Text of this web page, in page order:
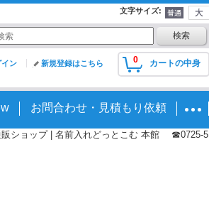
文字サイズ:
0 カートの中身
イン 新規登録はこちら
お問合わせ・見積もり依頼
販ショップ | 名前入れどっとこむ 本館 ☎0725-5